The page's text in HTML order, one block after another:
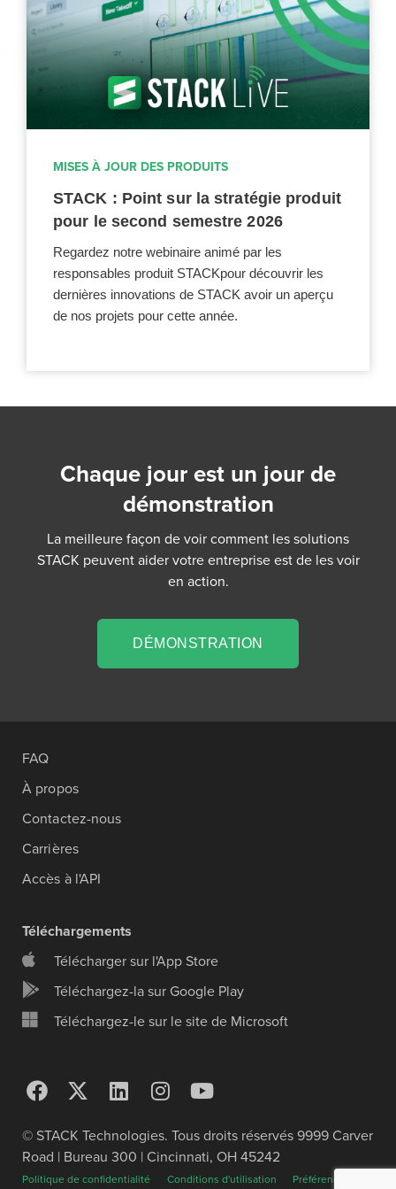
MISES À JOUR DES PRODUITS
STACK : Point sur la stratégie produit
pour le second semestre 2026
Regardez notre webinaire animé par les
responsables produit STACKpour découvrir les
dernières innovations de STACK avoir un aperçu
de nos projets pour cette année.
Chaque jour est un jour de
démonstration
La meilleure façon de voir comment les solutions
STACK peuvent aider votre entreprise est de les voir
en action.
DÉMONSTRATION
© STACK Technologies. Tous droits réservés 9999 Carver
Road | Bureau 300 | Cincinnati, OH 45242
Politique de confidentialité Conditions d'utilisation Préférences en
FAQ
À propos
Contactez-nous
Carrières
Accès à l'API
Téléchargements
Télécharger sur l'App Store
Téléchargez-la sur Google Play
Téléchargez-le sur le site de Microsoft